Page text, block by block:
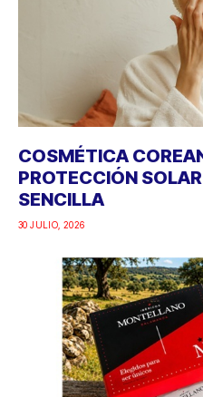
COSMÉTICA
PROTECCIÓN
SENCILLA
30 JULIO, 2026